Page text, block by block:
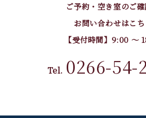
ご予約・空き室のご確
お問い合わせはこち
【受付時間】9:00 〜
Tel. 0266-54-